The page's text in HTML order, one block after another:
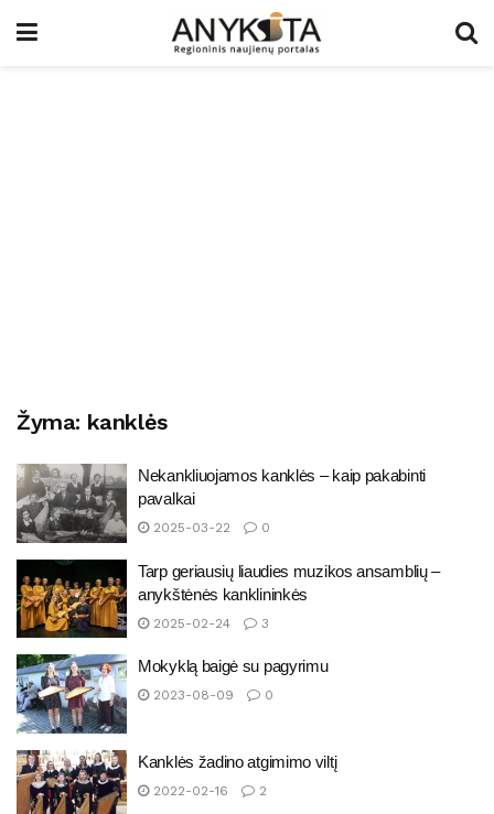
Žyma: kanklės
Nekankliuojamos kanklės – kaip pakabinti
pavalkai
2025-03-22 0
Tarp geriausių liaudies muzikos ansamblių –
anykštėnės kanklininkės
2025-02-24 3
Mokyklą baigė su pagyrimu
2023-08-09 0
Kanklės žadino atgimimo viltį
2022-02-16 2